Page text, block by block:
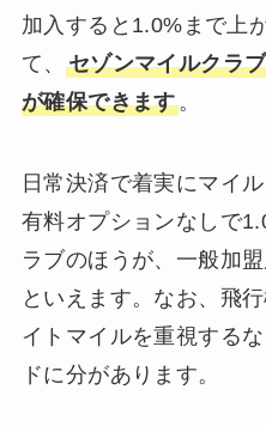
加入すると1.0%まで上
て、 セゾンマイルクラ
が確保できます。
日常決済で着実にマイ
有料オプションなしで
ラブのほうが、一般加
といえます。なお、飛
イトマイルを重視する
ドに分があります。